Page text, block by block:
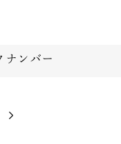
ナンバー